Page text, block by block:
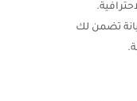
تضمن لك